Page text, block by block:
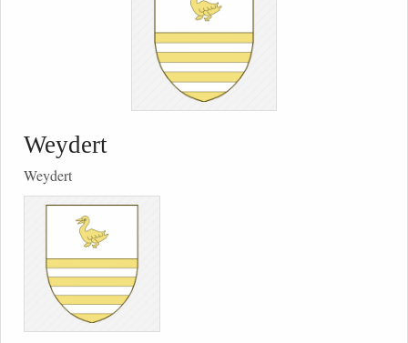
Weydert
Weydert